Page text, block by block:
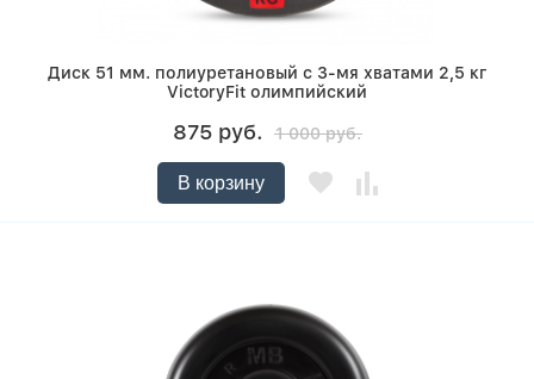
Диск 51 мм. полиуретановый с 3-мя хватами 2,5 кг
VictoryFit олимпийский
875 руб. 1 000 руб.
В корзину